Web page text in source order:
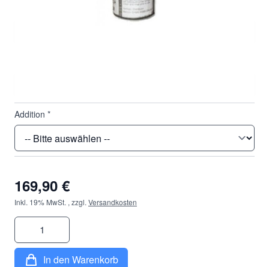
Addition *
169,90 €
Inkl. 19% MwSt. , zzgl. Versandkosten
Menge
In den Warenkorb